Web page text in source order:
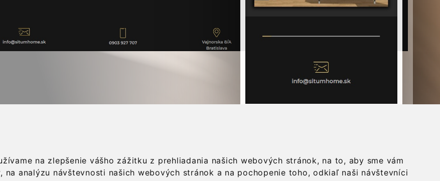
na zlepšenie vášho zážitku z prehliadania našich webových stránok, na to, aby sme vám
analýzu návštevnosti našich webových stránok a na pochopenie toho, odkiaľ naši návštevníci
www.situmhome.sk
Webová prezentácia
SITUM s.r.o.